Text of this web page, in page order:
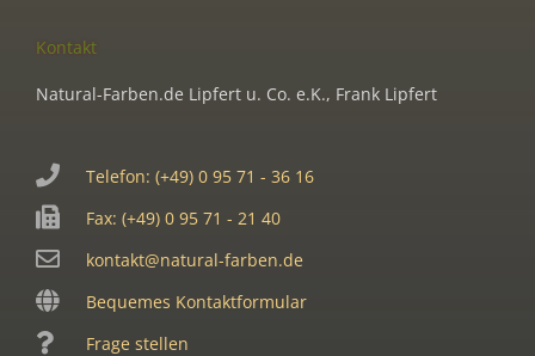
Kontakt
Natural-Farben.de Lipfert u. Co. e.K., Frank Lipfert
Telefon: (+49) 0 95 71 - 36 16
Fax: (+49) 0 95 71 - 21 40
kontakt@natural-farben.de
Bequemes Kontaktformular
Frage stellen